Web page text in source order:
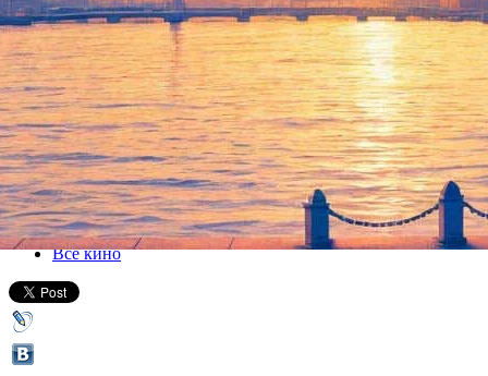
В кинотеатрах покажут
новую версию «Декамерона»
24 сентября 2015, четверг-07 октября 2015, среда
Версия для печати
Все кино